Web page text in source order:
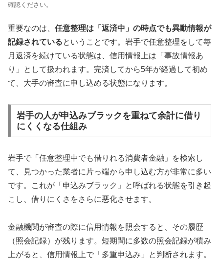
確認ください。
重要なのは、 任意整理は「返済中」の時点でも異動情報が
記録されているということです。岩手で任意整理をして毎
月返済を続けている状態は、信用情報上は「事故情報あ
り」として扱われます。完済してから5年が経過して初め
て、大手の審査に申し込める状態になります。
岩手の人が申込みブラックを重ねて余計に借り
にくくなる仕組み
岩手で「任意整理中でも借りれる消費者金融」を検索し
て、見つかった業者に片っ端から申し込む方が非常に多い
です。これが「申込みブラック」と呼ばれる状態を引き起
こし、借りにくさをさらに悪化させます。
金融機関が審査の際に信用情報を照会すると、その履歴
（照会記録）が残ります。短期間に多数の照会記録が積み
上がると、信用情報上で「多重申込み」と判断されます。